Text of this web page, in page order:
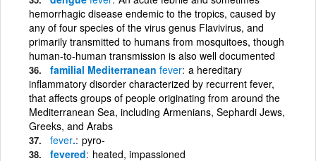
hemorrhagic disease endemic to the tropics, caused by
any of four species of the virus genus Flavivirus, and
primarily transmitted to humans from mosquitoes, though
human-to-human transmission is also well documented
familial Mediterranean fever a hereditary
inflammatory disorder characterized by recurrent fever,
that affects groups of people originating from around the
Mediterranean Sea, including Armenians, Sephardi Jews,
Greeks, and Arabs
fever. pyro-
fevered heated, impassioned